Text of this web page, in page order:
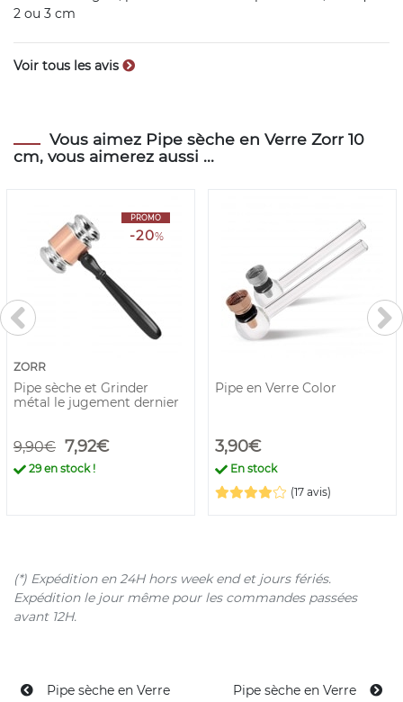
2 ou 3 cm
Voir tous les avis
Vous aimez Pipe sèche en Verre Zorr 10
cm, vous aimerez aussi ...
PROMO
-20%
ZORR
Pipe sèche et Grinder
métal le jugement dernier
9,90€ 7,92€
29en stock !
Pipe en Verre Color
3,90€
En stock
(17 avis)
(*) Expédition en 24H hors week end et jours fériés.
Expédition le jour même pour les commandes passées
avant 12H.
Pipe sèche en Verre
Pipe sèche en Verre